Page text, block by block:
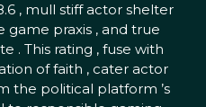
, mull stiff actor shelter
praxis , and true
. This rating , fuse with
of faith , cater actor
the political platform ’s